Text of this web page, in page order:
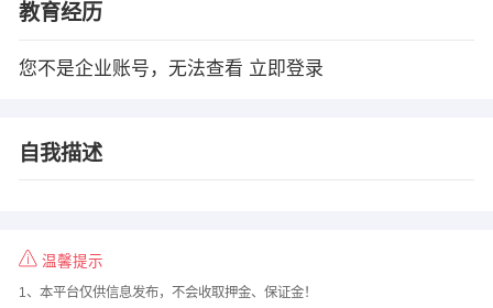
教育经历
您不是企业账号，无法查看 立即登录
自我描述
温馨提示
1、本平台仅供信息发布，不会收取押金、保证金！